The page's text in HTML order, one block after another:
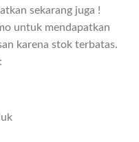
sekarang juga !
untuk mendapatkan
karena stok terbatas.